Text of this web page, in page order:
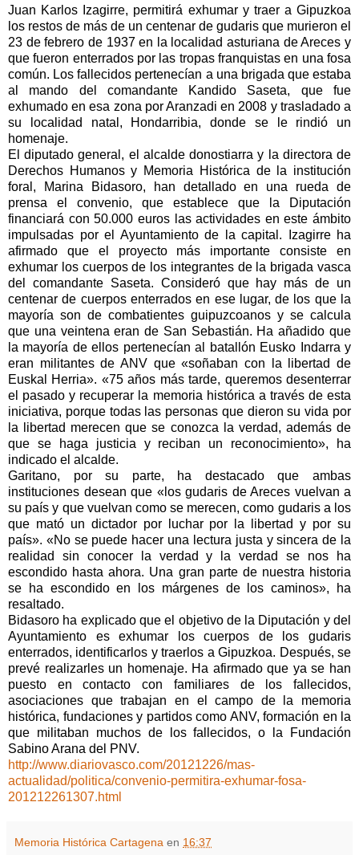
Juan Karlos Izagirre, permitirá exhumar y traer a Gipuzkoa
los restos de más de un centenar de gudaris que murieron el
23 de febrero de 1937 en la localidad asturiana de Areces y
que fueron enterrados por las tropas franquistas en una fosa
común. Los fallecidos pertenecían a una brigada que estaba
al mando del comandante Kandido Saseta, que fue
exhumado en esa zona por Aranzadi en 2008 y trasladado a
su localidad natal, Hondarribia, donde se le rindió un
homenaje.
El diputado general, el alcalde donostiarra y la directora de
Derechos Humanos y Memoria Histórica de la institución
foral, Marina Bidasoro, han detallado en una rueda de
prensa el convenio, que establece que la Diputación
financiará con 50.000 euros las actividades en este ámbito
impulsadas por el Ayuntamiento de la capital. Izagirre ha
afirmado que el proyecto más importante consiste en
exhumar los cuerpos de los integrantes de la brigada vasca
del comandante Saseta. Consideró que hay más de un
centenar de cuerpos enterrados en ese lugar, de los que la
mayoría son de combatientes guipuzcoanos y se calcula
que una veintena eran de San Sebastián. Ha añadido que
la mayoría de ellos pertenecían al batallón Eusko Indarra y
eran militantes de ANV que «soñaban con la libertad de
Euskal Herria». «75 años más tarde, queremos desenterrar
el pasado y recuperar la memoria histórica a través de esta
iniciativa, porque todas las personas que dieron su vida por
la libertad merecen que se conozca la verdad, además de
que se haga justicia y reciban un reconocimiento», ha
indicado el alcalde.
Garitano, por su parte, ha destacado que ambas
instituciones desean que «los gudaris de Areces vuelvan a
su país y que vuelvan como se merecen, como gudaris a los
que mató un dictador por luchar por la libertad y por su
país». «No se puede hacer una lectura justa y sincera de la
realidad sin conocer la verdad y la verdad se nos ha
escondido hasta ahora. Una gran parte de nuestra historia
se ha escondido en los márgenes de los caminos», ha
resaltado.
Bidasoro ha explicado que el objetivo de la Diputación y del
Ayuntamiento es exhumar los cuerpos de los gudaris
enterrados, identificarlos y traerlos a Gipuzkoa. Después, se
prevé realizarles un homenaje. Ha afirmado que ya se han
puesto en contacto con familiares de los fallecidos,
asociaciones que trabajan en el campo de la memoria
histórica, fundaciones y partidos como ANV, formación en la
que militaban muchos de los fallecidos, o la Fundación
Sabino Arana del PNV.
http://www.diariovasco.com/20121226/mas-
actualidad/politica/convenio-permitira-exhumar-fosa-
201212261307.html
Memoria Histórica Cartagena en 16:37